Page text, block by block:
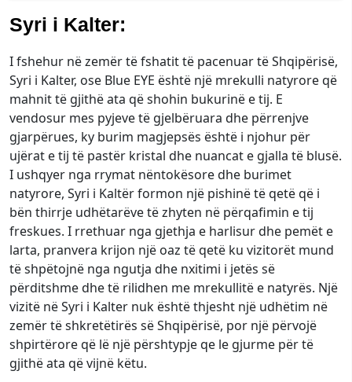
Syri i Kalter:
I fshehur në zemër të fshatit të pacenuar të Shqipërisë,
Syri i Kalter, ose Blue EYE është një mrekulli natyrore që
mahnit të gjithë ata që shohin bukurinë e tij. E
vendosur mes pyjeve të gjelbëruara dhe përrenjve
gjarpërues, ky burim magjepsës është i njohur për
ujërat e tij të pastër kristal dhe nuancat e gjalla të blusë.
I ushqyer nga rrymat nëntokësore dhe burimet
natyrore, Syri i Kaltër formon një pishinë të qetë që i
bën thirrje udhëtarëve të zhyten në përqafimin e tij
freskues. I rrethuar nga gjethja e harlisur dhe pemët e
larta, pranvera krijon një oaz të qetë ku vizitorët mund
të shpëtojnë nga ngutja dhe nxitimi i jetës së
përditshme dhe të rilidhen me mrekullitë e natyrës. Një
vizitë në Syri i Kalter nuk është thjesht një udhëtim në
zemër të shkretëtirës së Shqipërisë, por një përvojë
shpirtërore që lë një përshtypje qe le gjurme për të
gjithë ata që vijnë këtu.